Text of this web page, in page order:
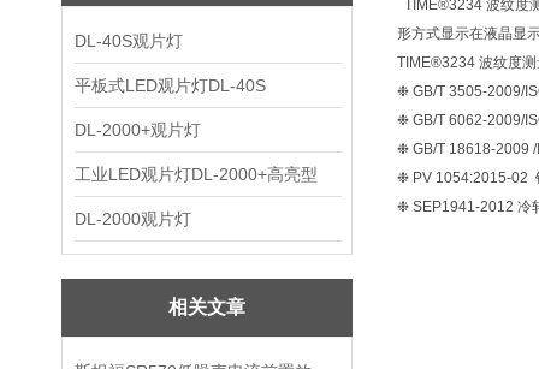
DL-40S观片灯
平板式LED观片灯DL-40S
DL-2000+观片灯
工业LED观片灯DL-2000+高亮型
DL-2000观片灯
相关文章
TIME®3234 波纹度
形方式显示在液晶显
TIME®3234 波纹度
❉ GB/T 3505-2009/
❉ GB/T 6062-2009/
❉ GB/T 18618-2009 /
❉ PV 1054:2015-02
❉ SEP1941-2012 冷